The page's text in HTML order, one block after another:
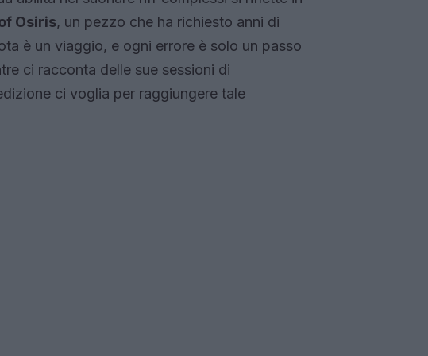
Osiris, un pezzo che ha richiesto anni di
è un viaggio, e ogni errore è solo un passo
ci racconta delle sue sessioni di
ci voglia per raggiungere tale